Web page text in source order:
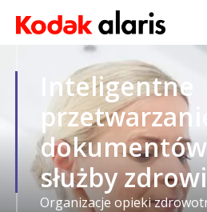
Inteligentne
służby
Organizacje opieki